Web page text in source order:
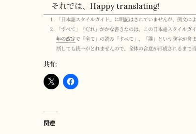
それでは、Happy translating!
「日本語スタイルガイド」に明記はされていませんが、例文に
「すべて」「だれ」がかな書きなのは、この日本語スタイル
年の改定で「全て」の読み「すべて」、「誰」という漢字が含
断しても統一がとれませんので、全体の合意が形成されるまで
共有:
関連